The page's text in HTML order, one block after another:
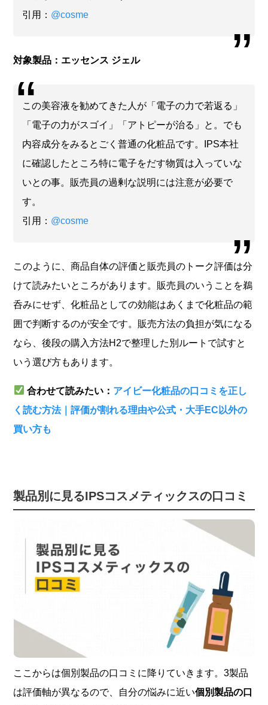
引用： @cosme
対象製品：エッセンス ジェル
この美容液を勧めてきた人が「電子の力で若返る」
「電子の力がスゴイ」「アトピーが治る」と。でも
内容成分をみるとごく普通の化粧品です。IPS本社
に確認したところ特に電子をだす物質は入っていな
いとの事。販売員の過剰な説明には注意が必要で
す。
引用： @cosme
このように、商品自体の評価と販売員のトーク評価は分
けて読みたいところがあります。販売員のいうことを鵜
呑みにせず、化粧品としての効能はあくまで化粧品の範
囲で判断するのが安全です。販売方法の負担が気になる
なら、後段の購入方法H2で整理した別ルートで試すと
いう選び方もあります。
合わせて読みたい： アイビー化粧品の口コミを正し
く読む方法｜評価が割れる理由や公式・大手EC以外の
買い方も
製品別に見るIPSコスメティックスの口コミ
ここからは個別製品の口コミに降りていきます。3製品
は評価軸が異なるので、自分の悩みに近い個別製品の口